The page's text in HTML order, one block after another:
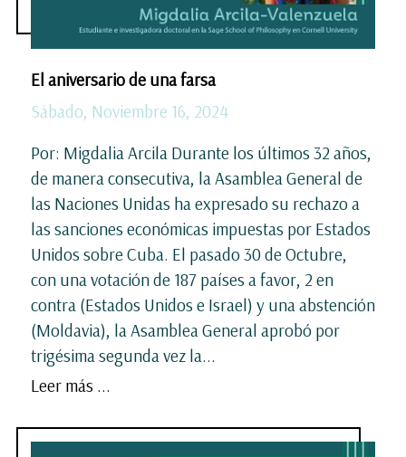
El aniversario de una farsa
Sábado, Noviembre 16, 2024
Por: Migdalia Arcila Durante los últimos 32 años,
de manera consecutiva, la Asamblea General de
las Naciones Unidas ha expresado su rechazo a
las sanciones económicas impuestas por Estados
Unidos sobre Cuba. El pasado 30 de Octubre,
con una votación de 187 países a favor, 2 en
contra (Estados Unidos e Israel) y una abstención
(Moldavia), la Asamblea General aprobó por
trigésima segunda vez la...
Leer más ...